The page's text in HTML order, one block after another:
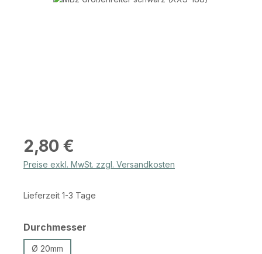
Regulärer Preis:
2,80 €
Preise exkl. MwSt. zzgl. Versandkosten
Lieferzeit 1-3 Tage
Durchmesser
Ø 20mm